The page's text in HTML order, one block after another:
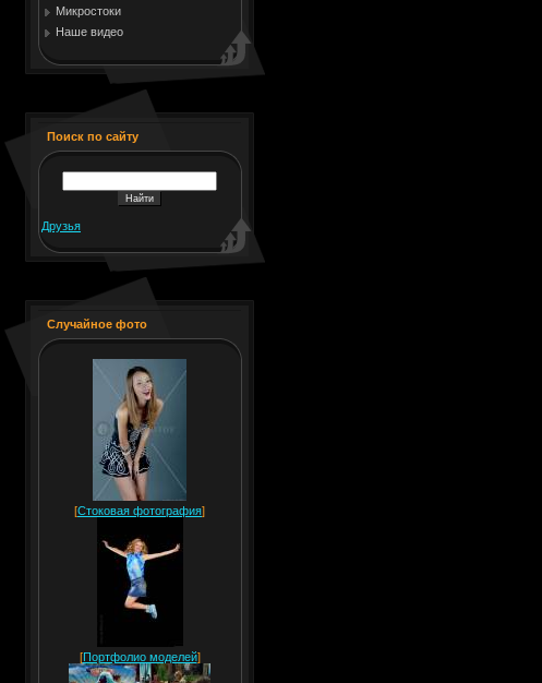
Микростоки
Наше видео
Поиск по сайту
Друзья
Случайное фото
[Стоковая фотография]
[Портфолио моделей]